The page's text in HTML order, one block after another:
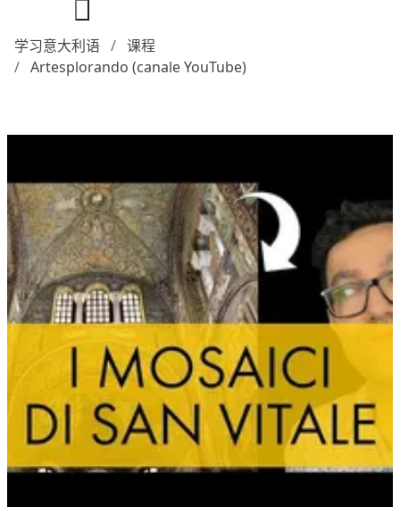
学习意大利语
课程
Artesplorando (canale YouTube)